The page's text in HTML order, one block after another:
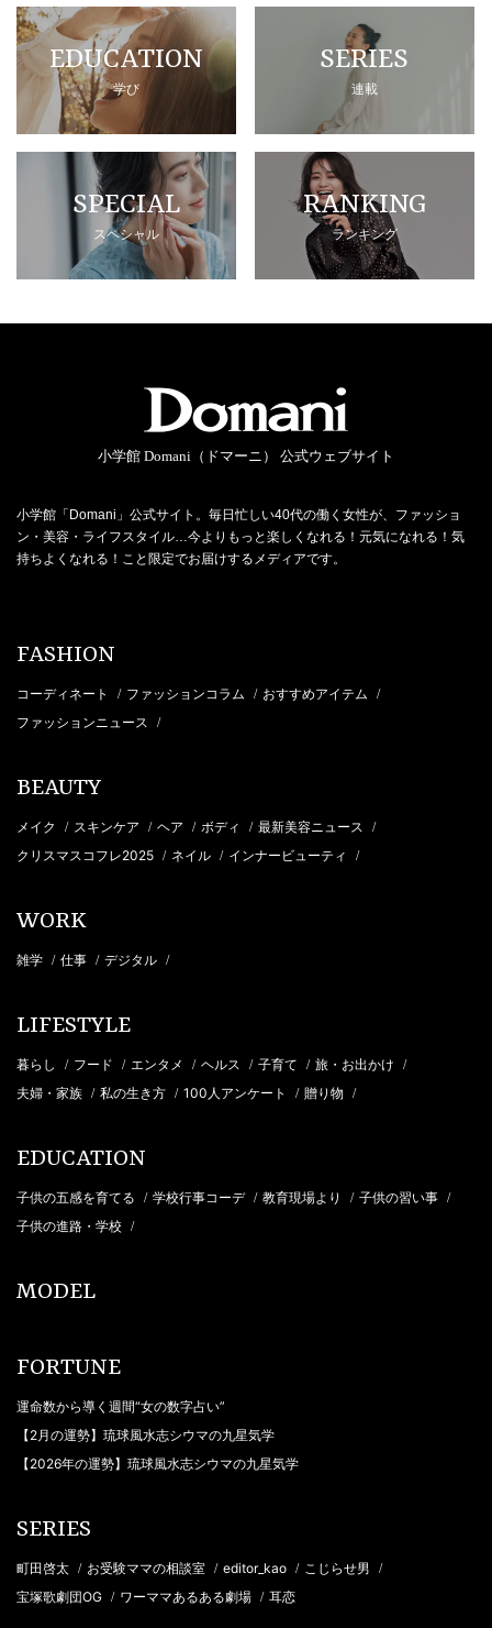
EDUCATION
学び
SERIES
連載
SPECIAL
スペシャル
RANKING
ランキング
小学館 Domani（ドマーニ） 公式ウェブサイト
小学館「Domani」公式サイト。毎日忙しい40代の働く女性が、ファッショ
ン・美容・ライフスタイル…今よりもっと楽しくなれる！元気になれる！気
持ちよくなれる！こと限定でお届けするメディアです。
FASHION
コーディネート / ファッションコラム / おすすめアイテム /
ファッションニュース /
BEAUTY
メイク / スキンケア / ヘア / ボディ / 最新美容ニュース /
クリスマスコフレ2025 / ネイル / インナービューティ /
WORK
雑学 / 仕事 / デジタル /
LIFESTYLE
暮らし / フード / エンタメ / ヘルス / 子育て / 旅・お出かけ /
夫婦・家族 / 私の生き方 / 100人アンケート / 贈り物 /
EDUCATION
子供の五感を育てる / 学校行事コーデ / 教育現場より / 子供の習い事 /
子供の進路・学校 /
MODEL
FORTUNE
運命数から導く週間“女の数字占い”
【2月の運勢】琉球風水志シウマの九星気学
【2026年の運勢】琉球風水志シウマの九星気学
SERIES
町田啓太 / お受験ママの相談室 / editor_kao / こじらせ男 /
宝塚歌劇団OG / ワーママあるある劇場 / 耳恋